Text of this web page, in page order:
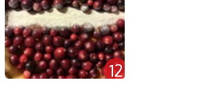
12